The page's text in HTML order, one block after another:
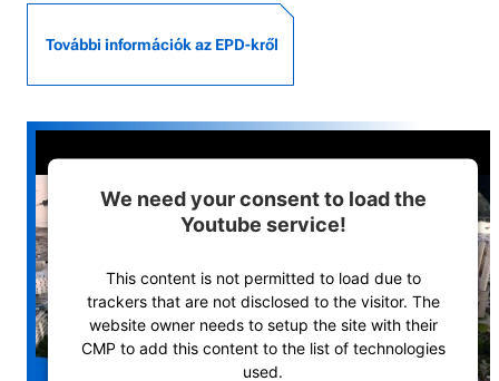
További információk az EPD-kről
We need your consent to load the
Youtube service!
This content is not permitted to load due to
trackers that are not disclosed to the visitor. The
website owner needs to setup the site with their
CMP to add this content to the list of technologies
used.